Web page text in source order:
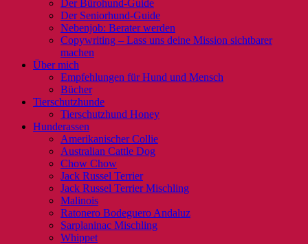
Der Bürohund-Guide
Der Seniorhund-Guide
Nebenjob: Berater werden
Copywriting – Lass uns deine Mission sichtbarer
machen
Über mich
Empfehlungen für Hund und Mensch
Bücher
Tierschutzhunde
Tierschutzhund Honey
Hunderassen
Amerikanischer Collie
Australian Cattle Dog
Chow Chow
Jack Russel Terrier
Jack Russel Terrier Mischling
Malinois
Ratonero Bodeguero Andaluz
Sarplaninac Mischling
Whippet